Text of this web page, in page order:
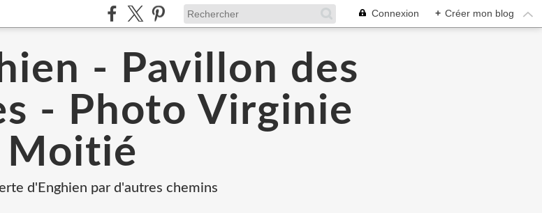
Connexion + Créer mon blog
- Pavillon des
- Photo Virginie
Moitié
d'Enghien par d'autres chemins